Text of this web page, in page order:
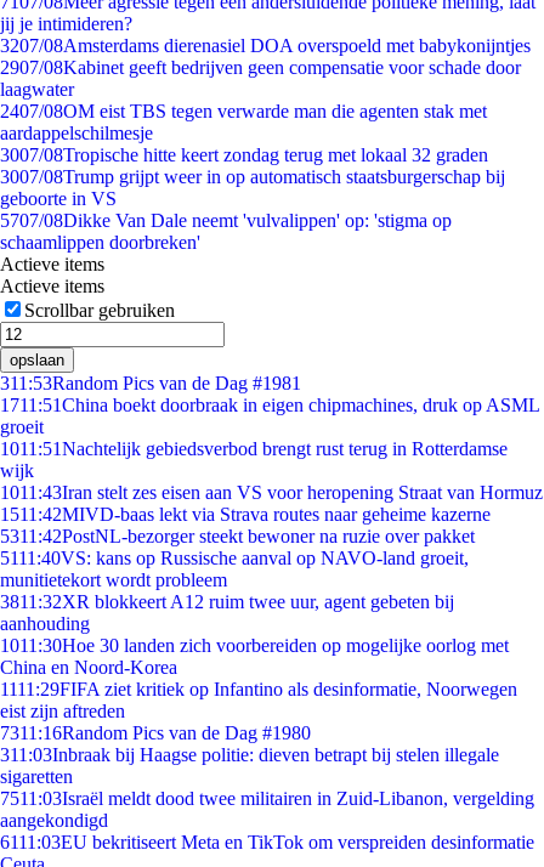
jij je intimideren?
3207/08Amsterdams dierenasiel DOA overspoeld met babykonijntjes
2907/08Kabinet geeft bedrijven geen compensatie voor schade door
laagwater
2407/08OM eist TBS tegen verwarde man die agenten stak met
aardappelschilmesje
3007/08Tropische hitte keert zondag terug met lokaal 32 graden
3007/08Trump grijpt weer in op automatisch staatsburgerschap bij
geboorte in VS
5707/08Dikke Van Dale neemt 'vulvalippen' op: 'stigma op
schaamlippen doorbreken'
Actieve items
Actieve items
Scrollbar gebruiken
opslaan
311:53Random Pics van de Dag #1981
1711:51China boekt doorbraak in eigen chipmachines, druk op ASML
groeit
1011:51Nachtelijk gebiedsverbod brengt rust terug in Rotterdamse
wijk
1011:43Iran stelt zes eisen aan VS voor heropening Straat van Hormuz
1511:42MIVD-baas lekt via Strava routes naar geheime kazerne
5311:42PostNL-bezorger steekt bewoner na ruzie over pakket
5111:40VS: kans op Russische aanval op NAVO-land groeit,
munitietekort wordt probleem
3811:32XR blokkeert A12 ruim twee uur, agent gebeten bij
aanhouding
1011:30Hoe 30 landen zich voorbereiden op mogelijke oorlog met
China en Noord-Korea
1111:29FIFA ziet kritiek op Infantino als desinformatie, Noorwegen
eist zijn aftreden
7311:16Random Pics van de Dag #1980
311:03Inbraak bij Haagse politie: dieven betrapt bij stelen illegale
sigaretten
7511:03Israël meldt dood twee militairen in Zuid-Libanon, vergelding
aangekondigd
6111:03EU bekritiseert Meta en TikTok om verspreiden desinformatie